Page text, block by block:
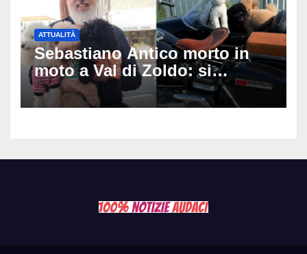
ATTUALITÀ
Sebastiano Antico morto in
moto a Val di Zoldo: si
schianta con il sidecar, salvi i
due cagnolini